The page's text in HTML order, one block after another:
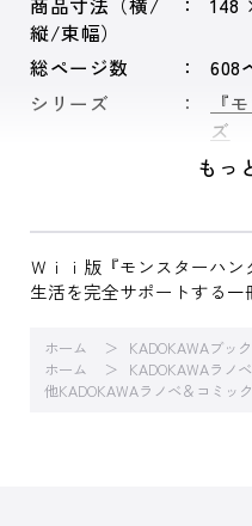
商品寸法（横/
縦/束幅）
148
総ページ数
608
シリーズ
『
ズ
もっ
Ｗｉｉ版『モンスターハ
生活を完全サポートする一
ホーム KADOKAWAブッ
ホーム
KADOKAWAラノ
他KADOKAWAラノベ＆コミッ